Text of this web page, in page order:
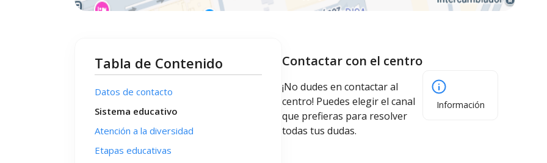
Tabla de Contenido
Datos de contacto
Sistema educativo
Atención a la diversidad
Etapas educativas
Contactar con el centro
¡No dudes en contactar al
centro! Puedes elegir el canal
que prefieras para resolver
todas tus dudas.
Información